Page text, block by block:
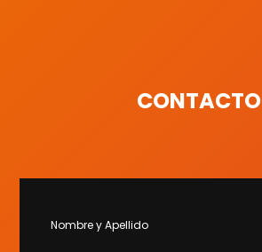
CONTACTO
Nombre y Apellido